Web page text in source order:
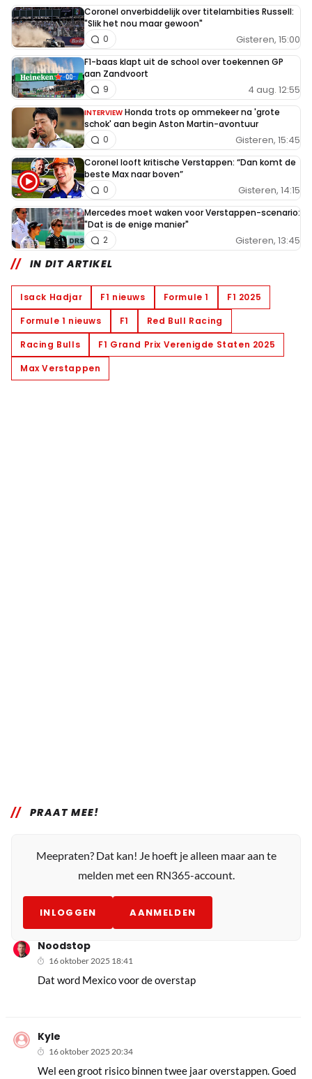
Coronel onverbiddelijk over titelambities Russell:
"Slik het nou maar gewoon"
Gisteren, 15:00
0
F1-baas klapt uit de school over toekennen GP
aan Zandvoort
4 aug. 12:55
9
INTERVIEW Honda trots op ommekeer na 'grote
schok' aan begin Aston Martin-avontuur
Gisteren, 15:45
0
Coronel looft kritische Verstappen: “Dan komt de
beste Max naar boven”
Gisteren, 14:15
0
Mercedes moet waken voor Verstappen-scenario:
"Dat is de enige manier"
Gisteren, 13:45
2
IN DIT ARTIKEL
Isack Hadjar F1 nieuws Formule 1
F1 2025
Formule 1 nieuws
F1
Red Bull Racing
Racing Bulls
F1 Grand Prix Verenigde Staten 2025
Max Verstappen
PRAAT MEE!
Meepraten? Dat kan! Je hoeft je alleen maar aan te
melden met een RN365-account.
INLOGGEN AANMELDEN
Noodstop
16 oktober 2025 18:41
Dat word Mexico voor de overstap
Kyle
16 oktober 2025 20:34
Wel een groot risico binnen twee jaar overstappen. Goed